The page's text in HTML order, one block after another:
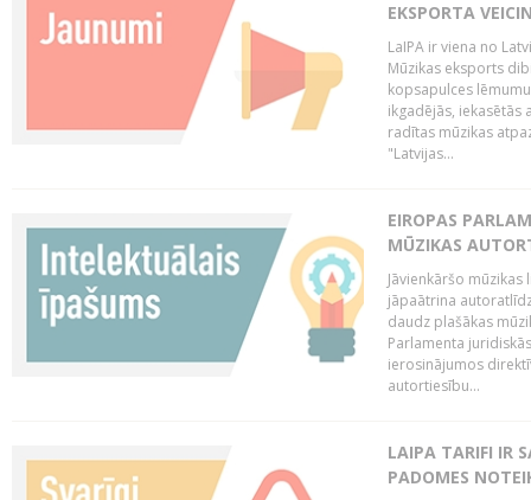
EKSPORTA
LaIPA ir viena no
Mūzikas eksports
kopsapulces
ikgadējās, iekasētās
radītas mūzikas
"Latvijas...
EIROPAS
MŪZIKAS
Jāvienkāršo
jāpaātrina
daudz plašākas
Parlamenta
ierosinājumos
autortiesību...
LAIPA TARIFI IR
PADOMES